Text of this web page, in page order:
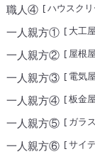
職人④[ハウスク
一人親方①[ 大工屋
一人親方②[ 屋根屋
一人親方③[ 電気屋
一人親方④[板金屋
一人親方⑤[ ガラ
一人親方⑥[サイ